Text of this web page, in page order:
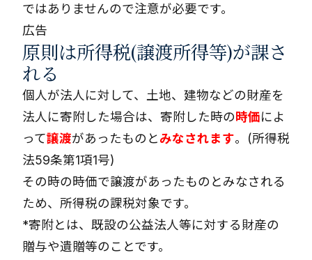
ではありませんので注意が必要です。
広告
原則は所得税(譲渡所得等)が課さ
れる
個人が法人に対して、土地、建物などの財産を
法人に寄附した場合は、寄附した時の時価によ
って譲渡があったものとみなされます。(所得税
法59条第1項1号)
その時の時価で譲渡があったものとみなされる
ため、所得税の課税対象です。
*寄附とは、既設の公益法人等に対する財産の
贈与や遺贈等のことです。